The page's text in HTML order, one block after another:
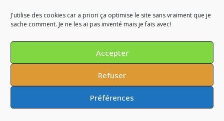
J'utilise des cookies car a priori ça optimise le site sans vraiment que je
sache comment. Je ne les ai pas inventé mais je fais avec!
Accepter
Refuser
Préférences
12 + 11= Envoi
© markipo 2026 - Self Designed - DIVI powered -
Mentions légales-Politique des Cookies